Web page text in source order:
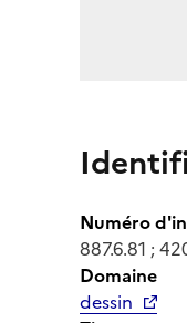
Numéro
887.6.81 ;
Domaine
dessin